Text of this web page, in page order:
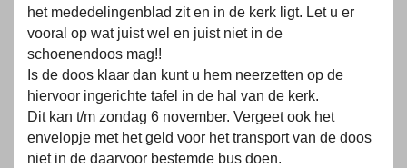
het mededelingenblad zit en in de kerk ligt. Let u er
vooral op wat juist wel en juist niet in de
schoenendoos mag!!
Is de doos klaar dan kunt u hem neerzetten op de
hiervoor ingerichte tafel in de hal van de kerk.
Dit kan t/m zondag 6 november. Vergeet ook het
envelopje met het geld voor het transport van de doos
niet in de daarvoor bestemde bus doen.